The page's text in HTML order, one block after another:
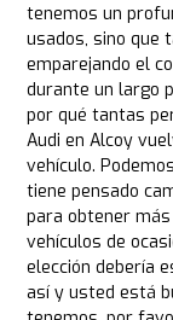
tenemos un
usados, sino que
emparejando el
durante un largo
por qué tantas
Audi en Alcoy
vehículo.
tiene pensado
para obtener
vehículos de
elección debería
así y usted está